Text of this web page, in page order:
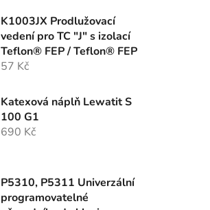
K1003JX Prodlužovací
vedení pro TC "J" s izolací
Teflon® FEP / Teflon® FEP
57 Kč
Katexová náplň Lewatit S
100 G1
690 Kč
P5310, P5311 Univerzální
programovatelné